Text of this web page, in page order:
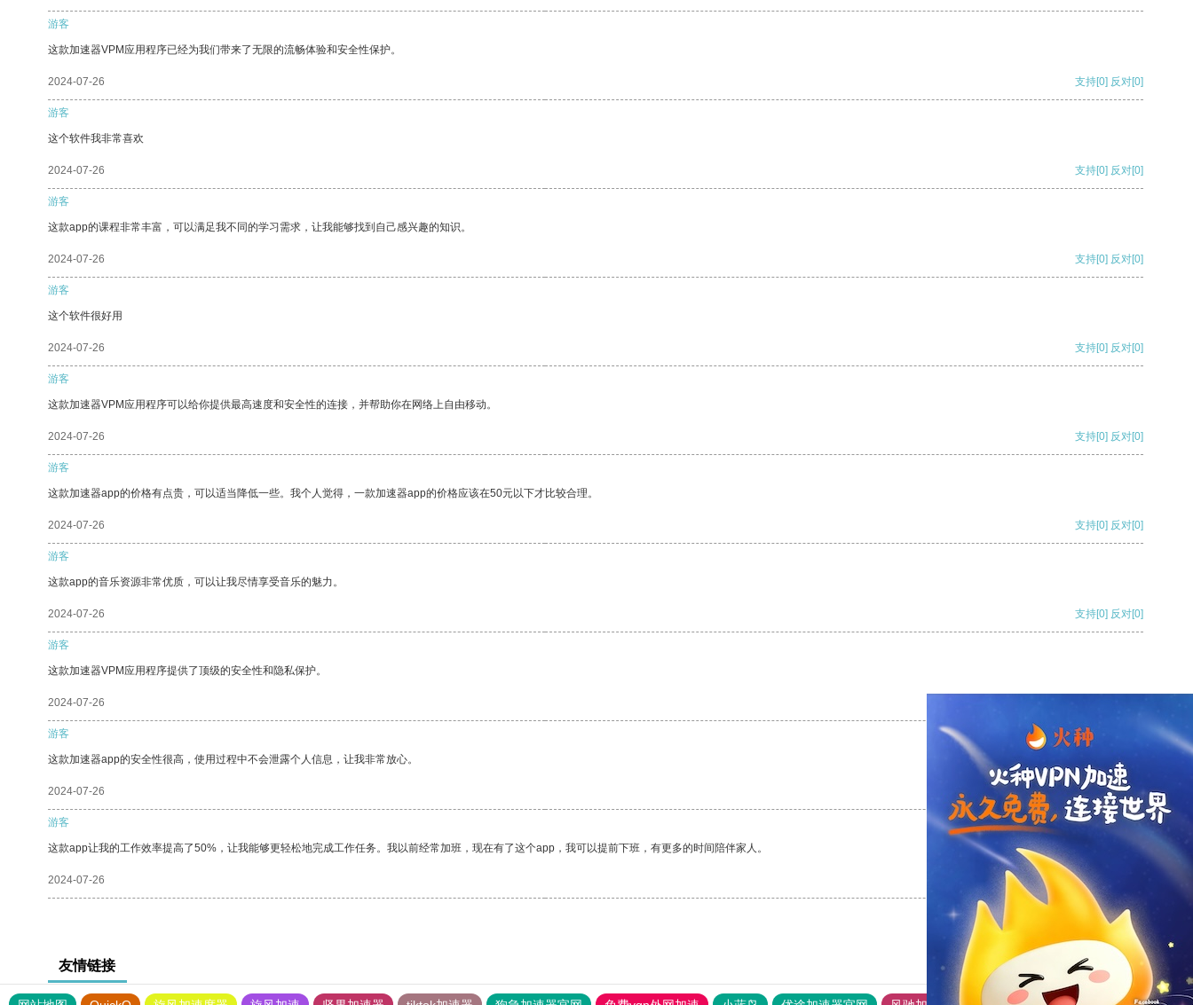
游客
这款加速器VPM应用程序已经为我们带来了无限的流畅体验和安全性保护。
2024-07-26 支持[0] 反对[0]
游客
这个软件我非常喜欢
2024-07-26 支持[0] 反对[0]
游客
这款app的课程非常丰富，可以满足我不同的学习需求，让我能够找到自己感兴趣的知识。
2024-07-26 支持[0] 反对[0]
游客
这个软件很好用
2024-07-26 支持[0] 反对[0]
游客
这款加速器VPM应用程序可以给你提供最高速度和安全性的连接，并帮助你在网络上自由移动。
2024-07-26 支持[0] 反对[0]
游客
这款加速器app的价格有点贵，可以适当降低一些。我个人觉得，一款加速器app的价格应该在50元以下才比较合理。
2024-07-26 支持[0] 反对[0]
游客
这款app的音乐资源非常优质，可以让我尽情享受音乐的魅力。
2024-07-26 支持[0] 反对[0]
游客
这款加速器VPM应用程序提供了顶级的安全性和隐私保护。
2024-07-26
游客
这款加速器app的安全性很高，使用过程中不会泄露个人信息，让我非常放心。
2024-07-26 支持 [0] 反对 [0]
游客
这款app让我的工作效率提高了50%，让我能够更轻松地完成工作任务。我以前经常加班，现在有了这个app，我可以提前下班，有更多的时间陪伴家人。
2024-07-26 支持
友情链接